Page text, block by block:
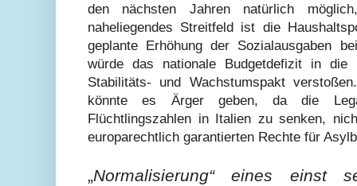
den nächsten Jahren natürlich
naheliegendes Streitfeld ist die
geplante Erhöhung der Sozialausgaben
würde das nationale Budgetdefizit in die
Stabilitäts- und Wachstumspakt
könnte es Ärger geben, da die
Flüchtlingszahlen in Italien zu senken,
europarechtlich garantierten Rechte für
„Normalisierung“ eines einst